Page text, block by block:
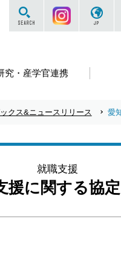
究・産学官連携
サイト内を検索する
Instagram
ックス&ニュースリリース 愛
就職支援
援に関する協